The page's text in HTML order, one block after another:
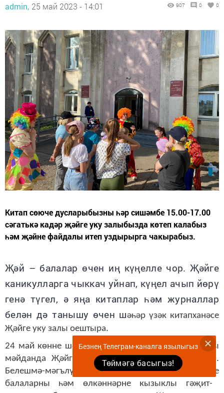
admin, 25 май 2023 - 14:01 907 0 0
Китап сөюче дусларыбызны һәр сишәмбе 15.00-17.00
сәгатькә кадәр җәйге уку залыбызда көтеп калабыз
һәм җәйне файдалы итеп уздырырга чакырабыз.
Җәй – балалар өчен иң күңелле чор. Җәйге
каникулларга чыккач уйнап, күңел ачып йөрү
генә түгел, ә яңа китаплар һәм журналлар
белән дә танышу өчен шәһәр үзәк китапханәсе
Җәйге уку залы оештыра.
24 май көнне шәһәр үзәк китапханәсе каршындагы
мәйданда Җәйге уку залын ачу тантанасы узды.
Белешмә-мәгълүмат бүлеге хезмәткәрләре
балаларны һәм өлкәннәрне кызыклы гәҗит-
Безнең Телеграм-каналга язылыгыз
Төймәгә басыгыз!